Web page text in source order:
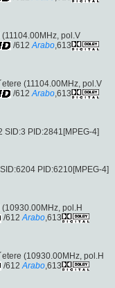
pol.V
/612 Arabo,613
(11104.00MHz, pol.V
/612 Arabo ,613
SID:3 PID:2841[MPEG-4]
PID:6210[MPEG-4]
pol.H
/612 Arabo,613
(10930.00MHz, pol.H
/612 Arabo,613